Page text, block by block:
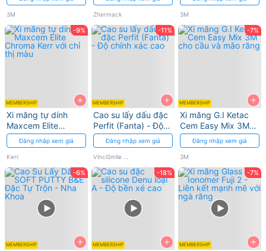
3M Zhermack 3M
-9%
+
MEMBERSHIP
Xi măng tự dính
Maxcem Elite
Chroma Kerr với chỉ
thị màu
Đăng nhập xem giá
Kerr
-11%
+
MEMBERSHIP
Cao su lấy dấu đặc
Perfit (Fanta) - Độ
chính xác cao
Đăng nhập xem giá
-7%
+
MEMBERSHIP
Xi măng G.I Ketac
Cem Easy Mix 3M
cho cầu và mão
răng
Đăng nhập xem giá
3M
-6%
+
MEMBERSHIP
-18%
+
MEMBERSHIP
-7%
+
MEMBERSHIP